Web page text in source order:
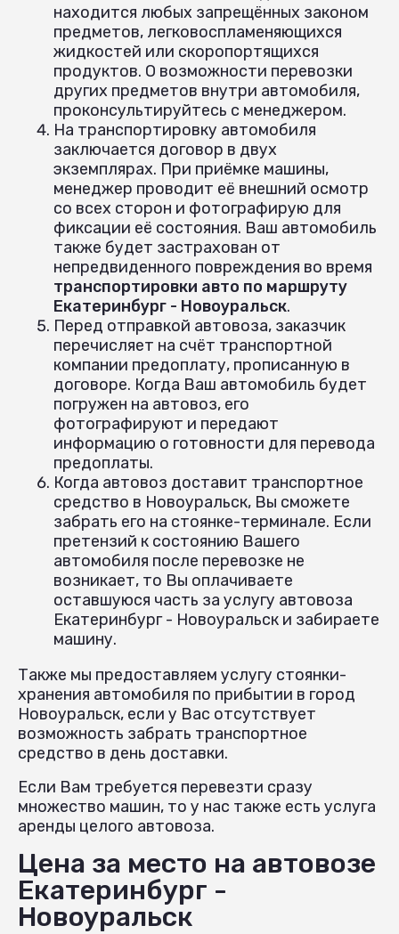
находится любых запрещённых законом
предметов, легковоспламеняющихся
жидкостей или скоропортящихся
продуктов. О возможности перевозки
других предметов внутри автомобиля,
проконсультируйтесь с менеджером.
На транспортировку автомобиля
заключается договор в двух
экземплярах. При приёмке машины,
менеджер проводит её внешний осмотр
со всех сторон и фотографирую для
фиксации её состояния. Ваш автомобиль
также будет застрахован от
непредвиденного повреждения во время
транспортировки авто по маршруту
Екатеринбург - Новоуральск.
Перед отправкой автовоза, заказчик
перечисляет на счёт транспортной
компании предоплату, прописанную в
договоре. Когда Ваш автомобиль будет
погружен на автовоз, его
фотографируют и передают
информацию о готовности для перевода
предоплаты.
Когда автовоз доставит транспортное
средство в Новоуральск, Вы сможете
забрать его на стоянке-терминале. Если
претензий к состоянию Вашего
автомобиля после перевозке не
возникает, то Вы оплачиваете
оставшуюся часть за услугу автовоза
Екатеринбург - Новоуральск и забираете
машину.
Также мы предоставляем услугу стоянки-
хранения автомобиля по прибытии в город
Новоуральск, если у Вас отсутствует
возможность забрать транспортное
средство в день доставки.
Если Вам требуется перевезти сразу
множество машин, то у нас также есть услуга
аренды целого автовоза.
Цена за место на автовозе
Екатеринбург -
Новоуральск